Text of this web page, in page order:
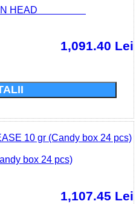
OPEN HEAD
1,091.40 Lei
box 24 pcs)
1,107.45 Lei